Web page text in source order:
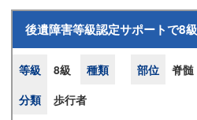
後遺障害等級認定サポートで8
等級 8級 種類 部位 脊髄
分類
歩行者